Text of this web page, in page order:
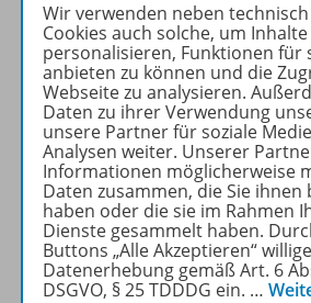
Mehr
Produktinformationen
Beschreibung
Wir verwenden neben
Cookies auch solche, um
personalisieren, Funktionen für
anbieten zu können und die
Webseite zu analysieren.
Daten zu ihrer Verwendung
unsere Partner für soziale
Analysen weiter. Unserer
Informationen möglicherweise
Daten zusammen, die Sie
haben oder die sie im Rahmen
Dienste gesammelt haben.
Buttons „Alle Akzeptieren“
Datenerhebung gemäß Art. 6
DSGVO, § 25 TDDDG ein. …